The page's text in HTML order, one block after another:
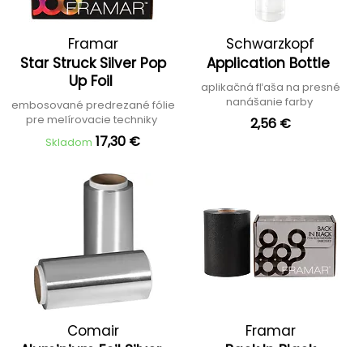
Framar
Star Struck Silver Pop
Up Foil
embosované predrezané fólie
pre melírovacie techniky
Skladom 17,30 €
Schwarzkopf
Professional
Application Bottle
aplikačná fľaša na presné
nanášanie farby
2,56 €
Comair
Framar